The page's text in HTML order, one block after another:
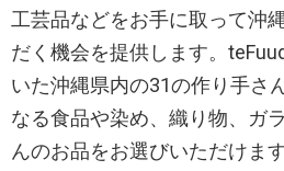
工芸品などをお手に取って沖
だく機会を提供します。
いた沖縄県内の31の作り手さ
なる食品や染め、織り物、ガ
んのお品をお選びいただけま